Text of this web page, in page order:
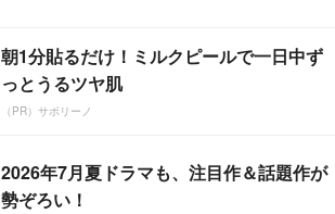
朝1分貼るだけ！ミルクピールで一日中ず
っとうるツヤ肌
（PR）サボリーノ
2026年7月夏ドラマも、注目作＆話題作が
勢ぞろい！